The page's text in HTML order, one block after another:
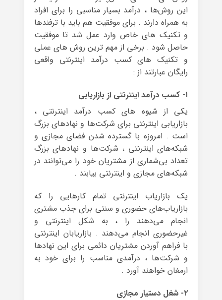
این روش‌ها ، درآمد بسیار مناسبی را برای افراد
به همراه دارند . برای موفقیت هم باید با ترفندها
و تکنیک های خاص وارد عمل شد تا موفقیت
حاصل شود . برخی از مهم ترین روش های عملی
و تکنیک های کسب درآمد اینترنتی واقعی
رایگان عبارتند از :
۱- کسب درآمد اینترنتی از بازاریابی
یکی از شیوه های کسب درآمد اینترنتی ،
بازاریابی اینترنتی برای شرکت‌ها و نهادهای بزرگ
است . امروزه با گسترده شدن فضای مجازی و
شبکه‌های اینترنتی ، شرکت‌ها و نهادهای بزرگ
تعداد بی‌شماری از مشتریان خود را می‌توانند در
شبکه‌های مجازی و اینترنتی بیابند .
یک بازاریاب اینترنتی تمام کارهایی را که
بازاریاب‌های حضوری و سنتی برای جذب مشتری
انجام می‌دهند را ، به شکل اینترنتی و
غیرحضوری انجام می‌دهند . بازاریابان اینترنتی
با فراهم آوردن مشتریان دائمی برای این نهادها
و شرکت‌ها ، درآمدی مناسب را برای خود به
ارمغان خواهند آورد .
۲- شغل دستیار مجازی